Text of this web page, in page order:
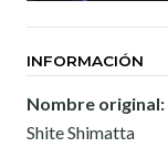
INFORMACIÓN
Nombre original:
Shite Shimatta